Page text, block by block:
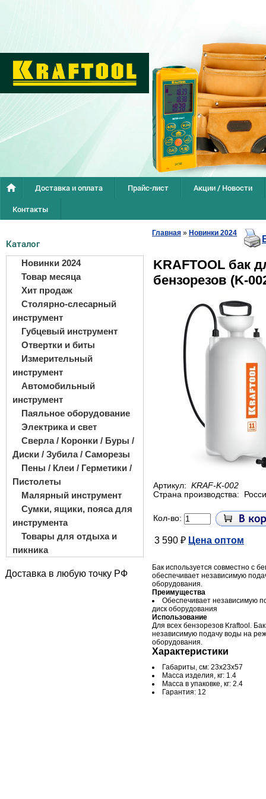
Доставка и оплата Прайс-лист
Акции / Новости
Контакты
Каталог
Новинки 2024
Товар месяца
Хит продаж
Столярно-слесарный
инструмент
Губцевый инструмент
Отвертки и биты
Измерительный
инструмент
Автомобильный
инструмент
Паяльное оборудование
Электрика и свет
Сверла / Коронки / Буры /
Диски / Зубила / Саморезы
Пены / Клеи / Герметики /
Пистолеты
Малярный инструмент
Сумки, ящики, пояса для
инструмента
Товары для отдыха и
пикника
Доставка в любую точку РФ
Главная » Новинки 2024
KRAFTOOL бак
бензорезов (K-
Артикул: KRAF-K-002
Страна производства:
Кол-во:
3 590 ₽ Цена оптом
Бак используется совместно с
обеспечивает независимую
оборудования.
Преимущества
Обеспечивает независимую
диск оборудования
Использование
Для всех бензорезов Kraftool.
независимую подачу воды на
оборудования.
Характеристики
Габариты, см: 23х23х57
Масса изделия, кг: 1.4
Масса в упаковке, кг: 2.4
Гарантия: 12